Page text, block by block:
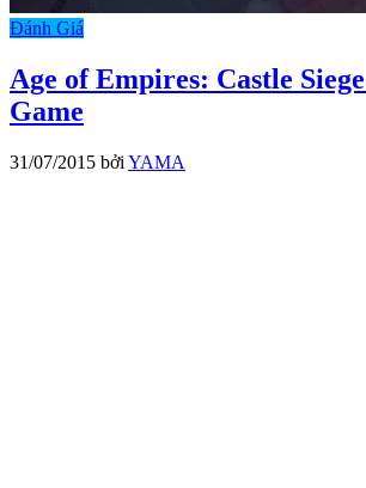
Đánh Giá
Age of Empires: Castle
Game
31/07/2015 bởi YAMA